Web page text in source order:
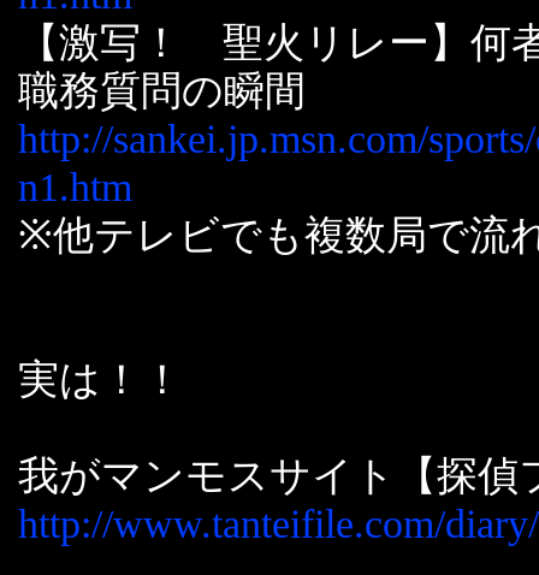
【激写！ 聖火リレー】
職務質問の瞬間
http://sankei.jp.msn.com/
n1.htm
※他テレビでも複数局で流
実は！！
我がマンモスサイト【探偵
http://www.tanteifile.com/